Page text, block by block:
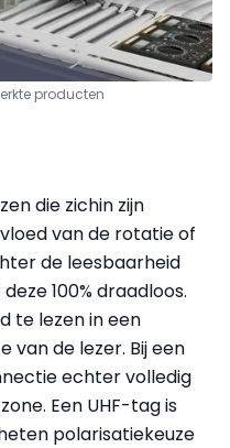
producten
die zichin zijn
van de rotatie of
de leesbaarheid
100% draadloos.
te lezen in een
van de lezer. Bij een
echter volledig
Een UHF-tag is
polarisatiekeuze